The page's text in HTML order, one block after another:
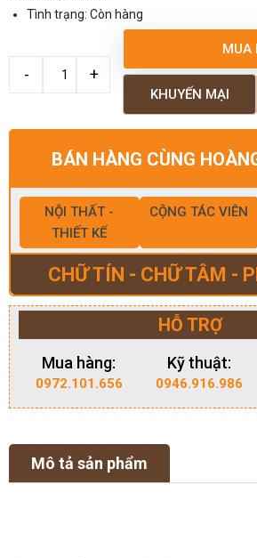
Tình trạng: Còn hàng
MUA
KHUYẾN MẠI
BÁN HÀNG CÙNG
NỘI THẤT -
THIẾT KẾ
CỘNG TÁC VIÊN
CHỮ TÍN - CHỮ TÂM -
HỖ TRỢ
Mua hàng:
0972.101.656
Kỹ thuật:
0946.916.986
Mô tả sản phẩm